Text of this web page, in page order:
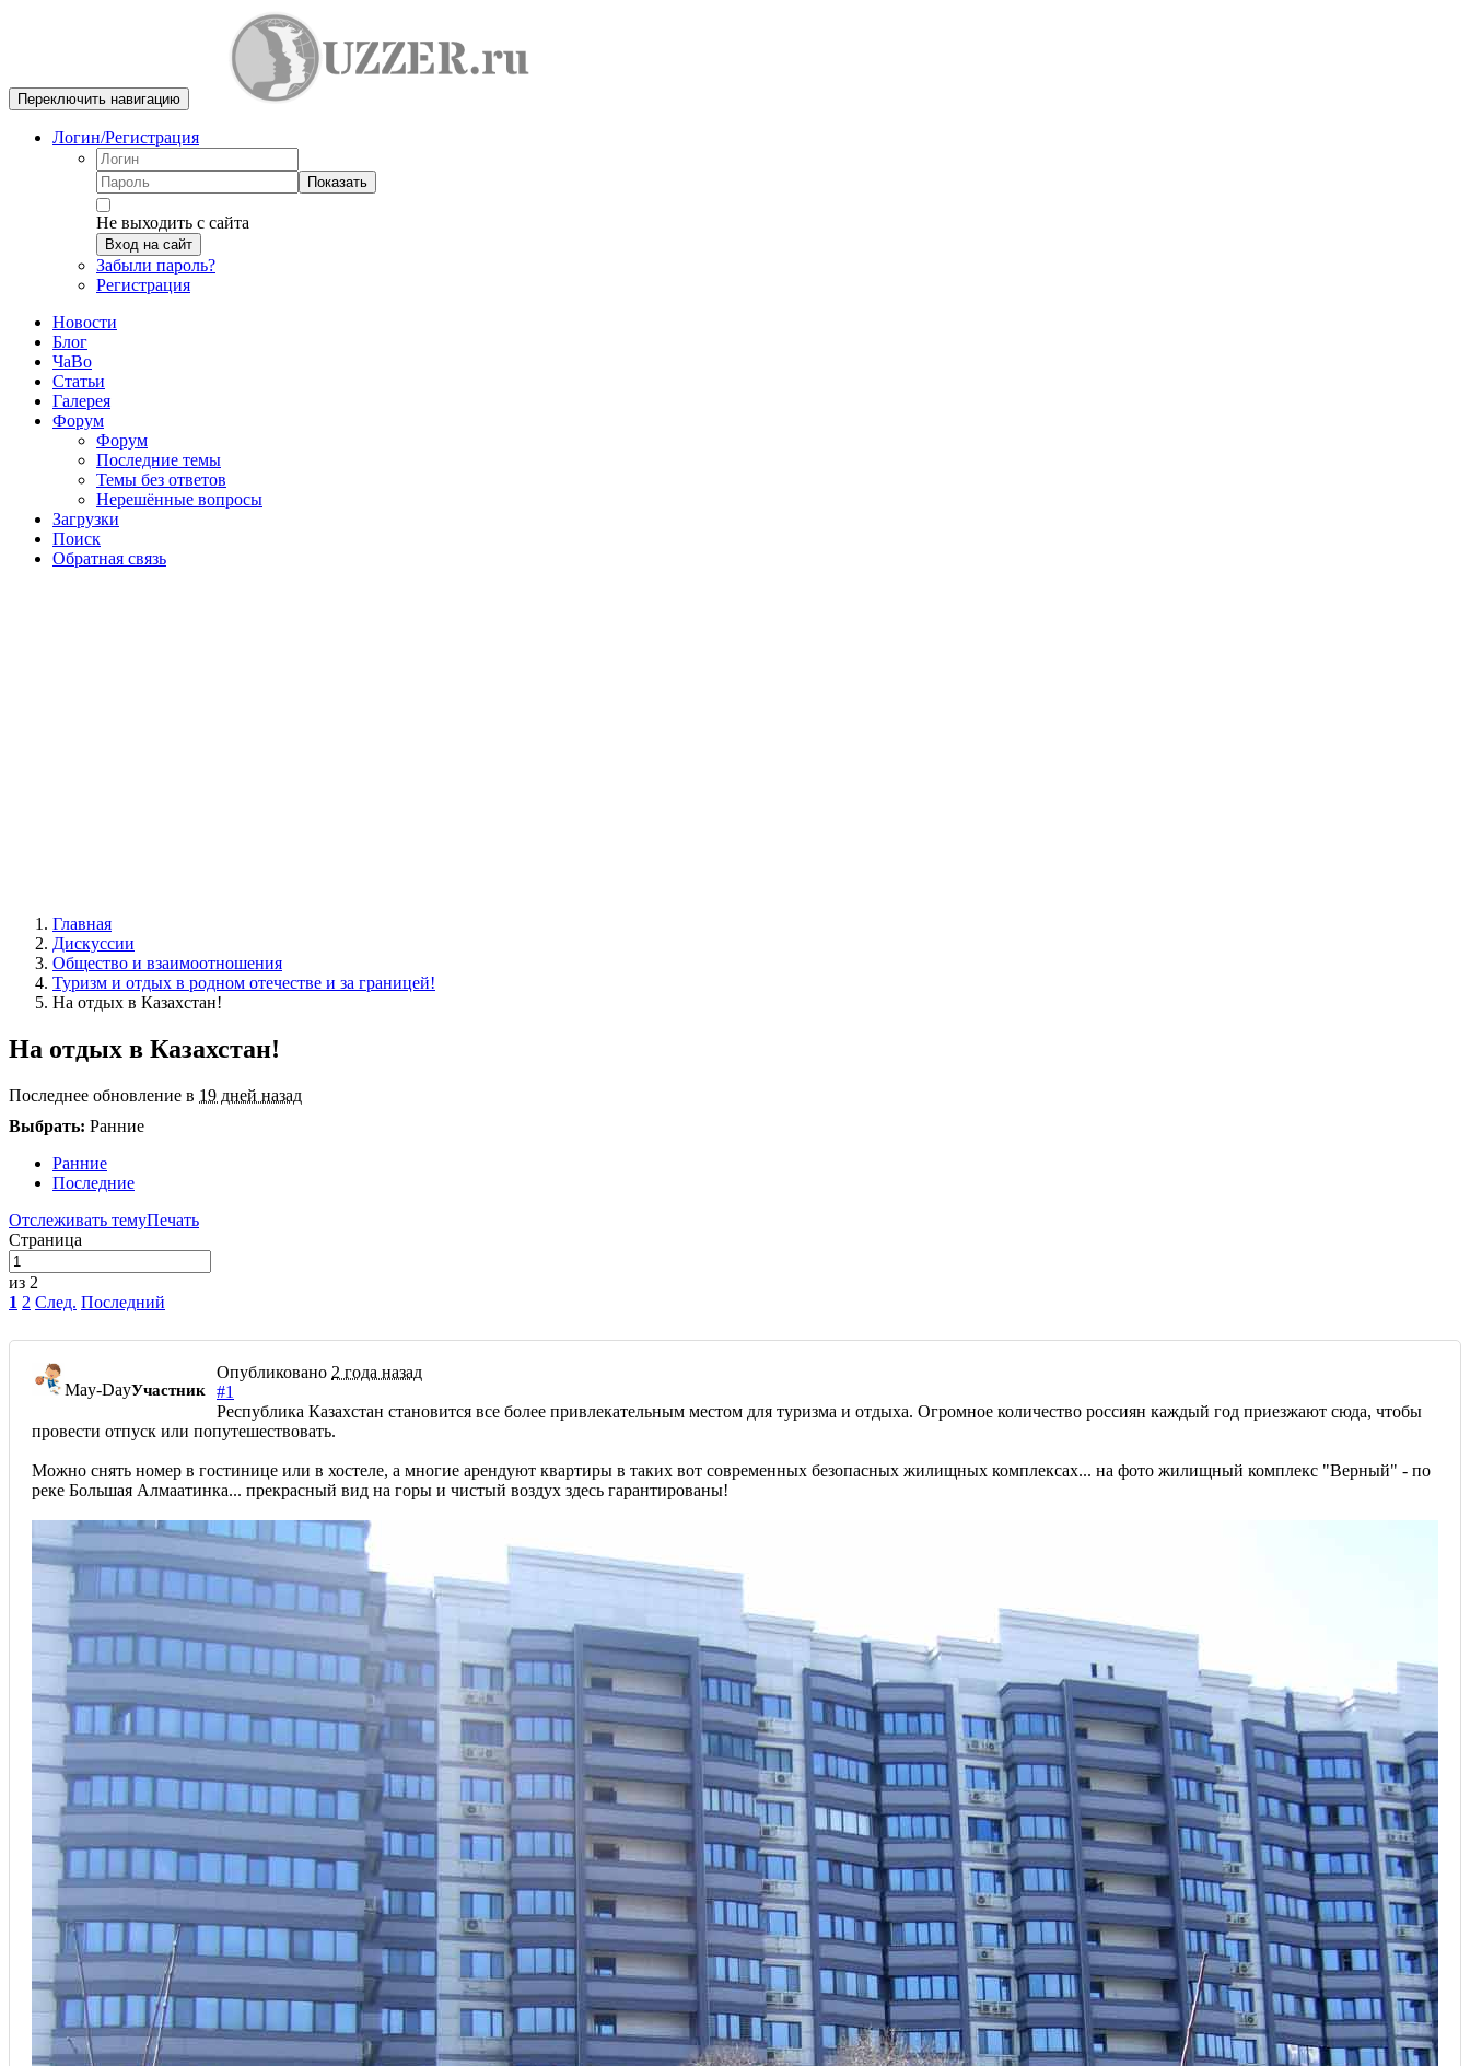
Переключить навигацию
Логин/Регистрация
Показать
Не выходить с сайта
Вход на сайт
Забыли пароль?
Регистрация
Новости
Блог
ЧаВо
Статьи
Галерея
Форум
Форум
Последние темы
Темы без ответов
Нерешённые вопросы
Загрузки
Поиск
Обратная связь
Главная
Дискуссии
Общество и взаимоотношения
Туризм и отдых в родном отечестве и за границей!
На отдых в Казахстан!
На отдых в Казахстан!
Последнее обновление в 19 дней назад
Выбрать: Ранние
Ранние
Последние
Отслеживать темуПечать
Страница
из 2
1 2 След. Последний
May-DayУчастник
Опубликовано 2 года назад
#1
Республика Казахстан становится все более привлекательным местом для туризма и отдыха. Огромное количество россиян каждый год приезжают сюда, чтобы
провести отпуск или попутешествовать.
Можно снять номер в гостинице или в хостеле, а многие арендуют квартиры в таких вот современных безопасных жилищных комплексах... на фото жилищный комплекс "Верный" - по
реке Большая Алмаатинка... прекрасный вид на горы и чистый воздух здесь гарантированы!